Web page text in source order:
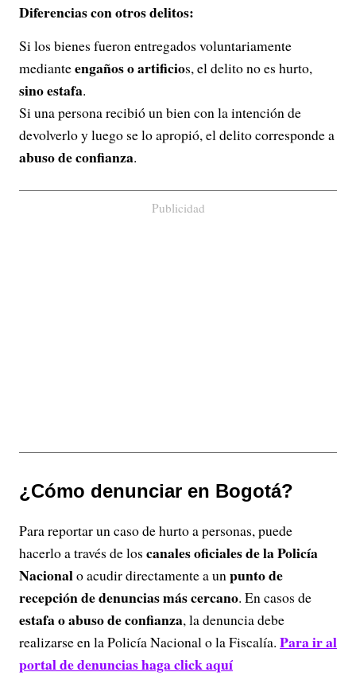
Diferencias con otros delitos:
Si los bienes fueron entregados voluntariamente
medianteengaños o artificios, el delito no es hurto,
sino estafa.
Si una persona recibió un bien con la intención de
devolverlo y luego se lo apropió, el delito corresponde a
abuso de confianza.
Publicidad
¿Cómo denunciar en Bogotá?
Para reportar un caso de hurto a personas, puede
hacerlo a través de los canales oficiales de la Policía
Nacionalo acudir directamente a unpunto de
recepción de denuncias más cercano. En casos de
estafa o abuso de confianza, la denuncia debe
realizarse en la Policía Nacional o la Fiscalía. Para ir al
portal de denuncias haga click aquí